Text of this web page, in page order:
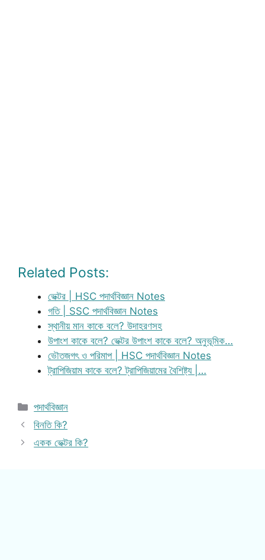
Related Posts:
ভেক্টর | HSC পদার্থবিজ্ঞান Notes
গতি | SSC পদার্থবিজ্ঞান Notes
স্থানীয় মান কাকে বলে? উদাহরণসহ
উপাংশ কাকে বলে? ভেক্টর উপাংশ কাকে বলে? অনুভূমিক…
ভৌতজগৎ ও পরিমাপ | HSC পদার্থবিজ্ঞান Notes
ট্রাপিজিয়াম কাকে বলে? ট্রাপিজিয়ামের বৈশিষ্ট্য |…
Categories
পদার্থবিজ্ঞান
বিনতি কি?
একক ভেক্টর কি?